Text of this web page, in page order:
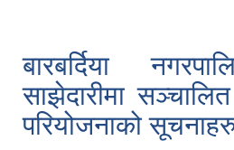
बारबर्दिया
साझेदारीमा
परियोजनाको